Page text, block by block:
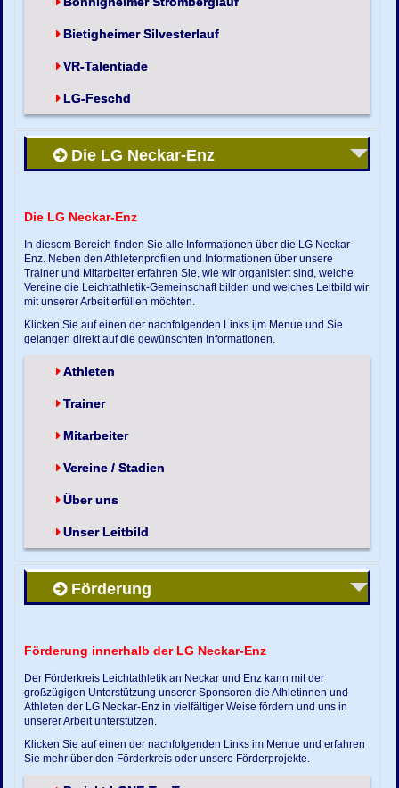
Bietigheimer Silvesterlauf
VR-Talentiade
LG-Feschd
Die LG Neckar-Enz
Die LG Neckar-Enz
In diesem Bereich finden Sie alle Informationen über die LG Neckar-
Enz. Neben den Athletenprofilen und Informationen über unsere
Trainer und Mitarbeiter erfahren Sie, wie wir organisiert sind, welche
Vereine die Leichtathletik-Gemeinschaft bilden und welches Leitbild wir
mit unserer Arbeit erfüllen möchten.
Klicken Sie auf einen der nachfolgenden Links ijm Menue und Sie
gelangen direkt auf die gewünschten Informationen.
Athleten
Trainer
Mitarbeiter
Vereine / Stadien
Über uns
Unser Leitbild
Förderung
Förderung innerhalb der LG Neckar-Enz
Der Förderkreis Leichtathletik an Neckar und Enz kann mit der
großzügigen Unterstützung unserer Sponsoren die Athletinnen und
Athleten der LG Neckar-Enz in vielfältiger Weise fördern und uns in
unserer Arbeit unterstützen.
Klicken Sie auf einen der nachfolgenden Links im Menue und erfahren
Sie mehr über den Förderkreis oder unsere Förderprojekte.